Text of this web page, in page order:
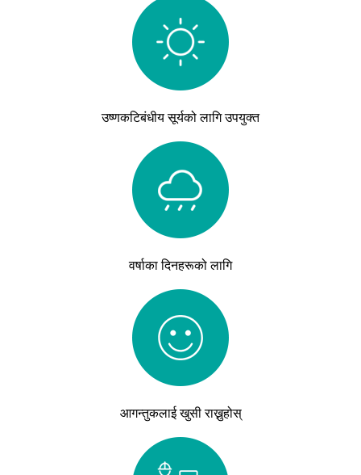
उष्णकटिबंधीय सूर्यको लागि उपयुक्त
वर्षाका दिनहरूको लागि
आगन्तुकलाई खुसी राख्नुहोस्